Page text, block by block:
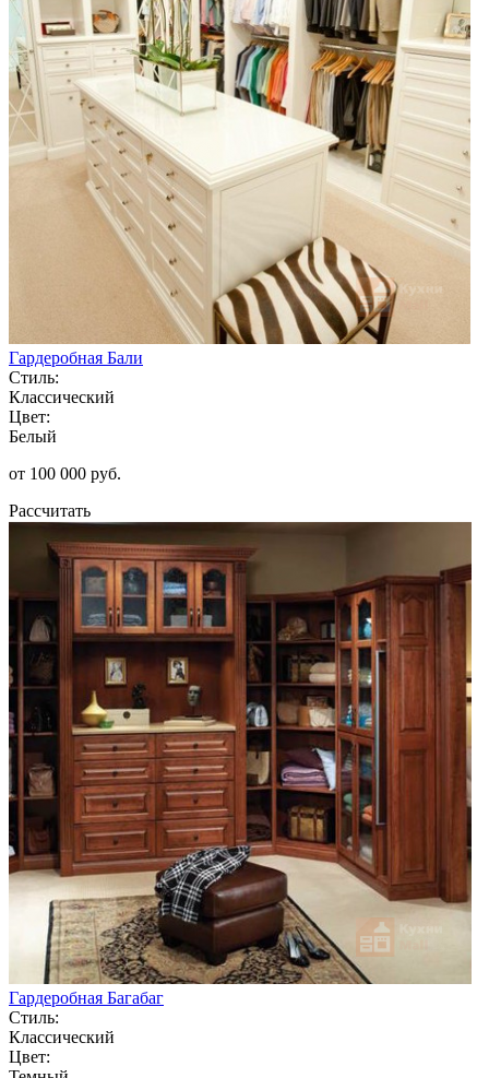
Гардеробная Бали
Стиль:
Классический
Цвет:
Белый
от 100 000 руб.
Рассчитать
Гардеробная Багабаг
Стиль:
Классический
Цвет: